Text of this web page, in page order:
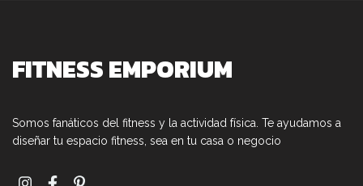
FITNESS EMPORIUM
Somos fanáticos del fitness y la actividad física. Te ayudamos a
diseñar tu espacio fitness, sea en tu casa o negocio